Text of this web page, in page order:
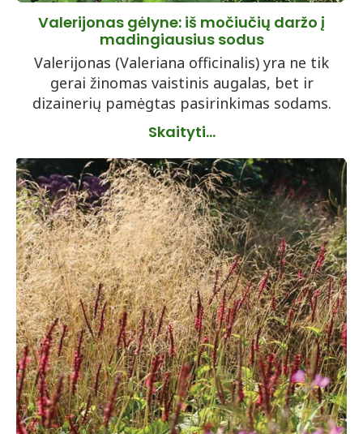
Valerijonas gėlyne: iš močiučių daržo į
madingiausius sodus
Valerijonas (Valeriana officinalis) yra ne tik
gerai žinomas vaistinis augalas, bet ir
dizainerių pamėgtas pasirinkimas sodams.
Skaityti...